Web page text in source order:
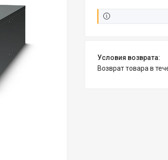
возврат товара в